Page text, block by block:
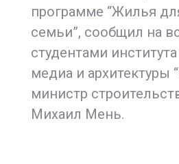
программе “Жилья
семьи”, сообщил на
студентами
медиа и архитектуры
министр
Михаил Мень.